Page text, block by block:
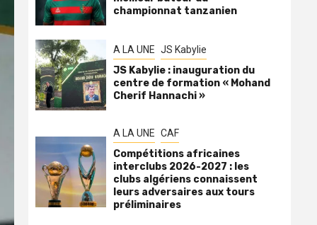
championnat tanzanien
A LA UNE JS Kabylie
JS Kabylie : inauguration du
centre de formation « Mohand
Cherif Hannachi »
A LA UNE CAF
Compétitions africaines
interclubs 2026-2027 : les
clubs algériens connaissent
leurs adversaires aux tours
préliminaires